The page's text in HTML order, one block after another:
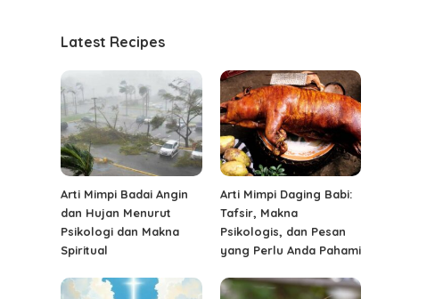
Latest Recipes
Arti Mimpi Badai Angin
dan Hujan Menurut
Psikologi dan Makna
Spiritual
Arti Mimpi Daging Babi:
Tafsir, Makna
Psikologis, dan Pesan
yang Perlu Anda Pahami